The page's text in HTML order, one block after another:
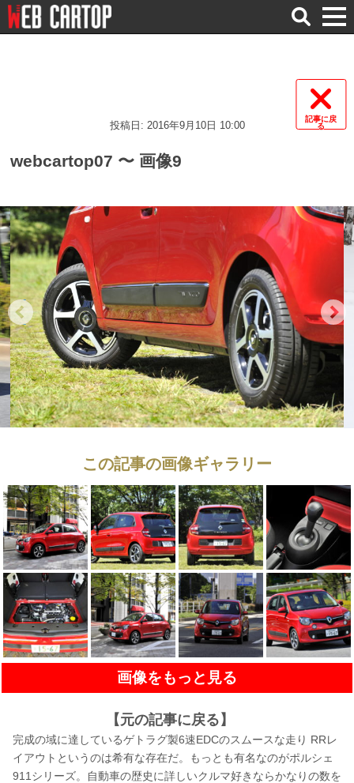
検
索
記事に戻
る
投稿日: 2016年9月10日 10:00
webcartop07 〜 画像9
この記事の画像ギャラリー
画像をもっと見る
【元の記事に戻る】
完成の域に達しているゲトラグ製6速EDCのスムースな走り RRレ
イアウトというのは希有な存在だ。もっとも有名なのがポルシェ
911シリーズ。自動車の歴史に詳しいクルマ好きならかなりの数を